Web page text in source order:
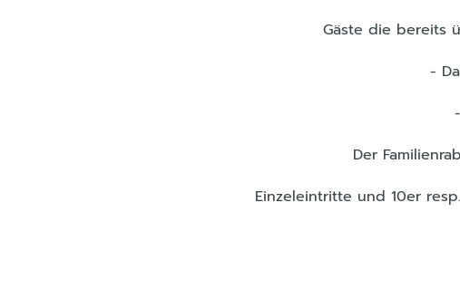
Gäste die bereits
-
Der
Einzeleintritte und 10er